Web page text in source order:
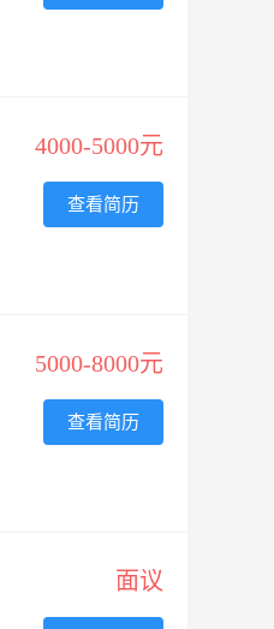
4000-5000元
查看简历
5000-8000元
查看简历
面议